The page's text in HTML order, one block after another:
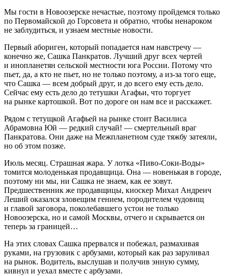
Мы гости в Новоозерске нечастые, поэтому пройдемся только
по Первомайской до Горсовета и обратно, чтобы ненароком
не заблудиться, и узнаем местные новости.
Первый абориген, который попадается нам навстречу —
конечно же, Сашка Панкратов. Лучший друг всех чертей
и инопланетян сельской местности юга России. Потому что
пьет, да, а кто не пьет, но не только поэтому, а из-за того еще,
что Сашка — всем добрый друг, и до всего ему есть дело.
Сейчас ему есть дело до тетушки Агафьи, что торгует
на рынке картошкой. Вот по дороге он нам все и расскажет.
Рядом с тетущкой Агафьей на рынке стоит Василиса
Абрамовна Юй — редкий случай! — смертельный враг
Панкратова. Они даже на Межпланетном суде тяжбу затеяли,
но об этом позже.
Июль месяц. Страшная жара. У лотка «Пиво-Соки-Воды»
томится молоденькая продавщица. Она — новенькая в городе,
поэтому ни мы, ни Сашка не знаем, как ее зовут.
Предшественник же продавщицы, киоскер Михал Андреич
Леший оказался зловещим гением, породителем чудовищ
и главой заговора, поколебавшего устои не только
Новоозерска, но и самой Москвы, отчего и скрывается он
теперь за границей…
На этих словах Сашка прервался и побежал, размахивая
руками, на грузовик с арбузами, который как раз заруливал
на рынок. Водитель, выслушав и получив энную сумму,
кивнул и уехал вместе с арбузами.